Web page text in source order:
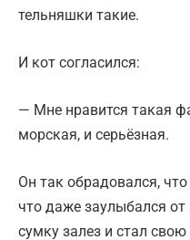
тельняшки такие.
И кот согласился:
— Мне нравится такая
морская, и серьёзная.
Он так обрадовался,
что даже заулыбался
сумку залез и стал